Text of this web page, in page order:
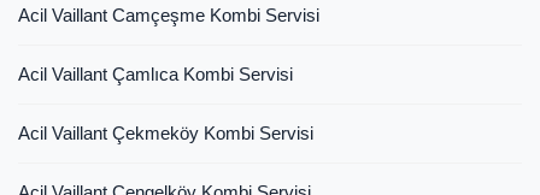
Acil Vaillant Camçeşme Kombi Servisi
Acil Vaillant Çamlıca Kombi Servisi
Acil Vaillant Çekmeköy Kombi Servisi